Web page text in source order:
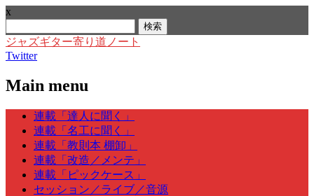
x
索:
ジャズギター寄り道ノート
Twitter
Main menu
Skip
content
連載「達人に聞く」
連載「名工に聞く」
連載「教則本 棚卸」
連載「改造／メンテ」
連載「ピックケース」
セッション／ライブ／音源